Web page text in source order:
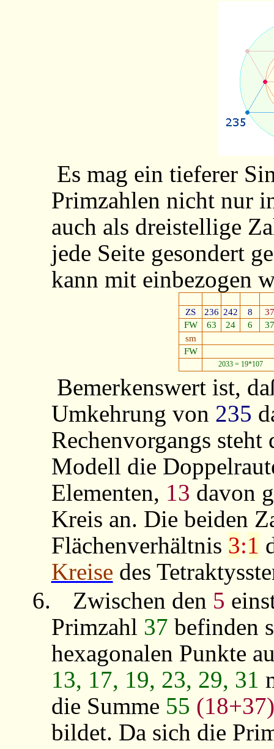
Es mag ein tieferer
Primzahlen nicht nur
auch als dreistellige
jede Seite gesondert
kann mit einbezogen
ZS 236 242 8
37
FW
63 24 6
37
sm
FW
2033 = 19*107
Bemerkenswert ist,
Umkehrung von 235
Rechenvorgangs
Modell die
Elementen, 13 davon
Kreis an. Die beiden
Flächenverhältnis 3:1
Kreise des
6.
Zwischen den 5
Primzahl 37 befinden
hexagonalen Punkte
13, 17, 19, 23, 29, 31
die Summe 55 (18+37)
bildet. Da sich die